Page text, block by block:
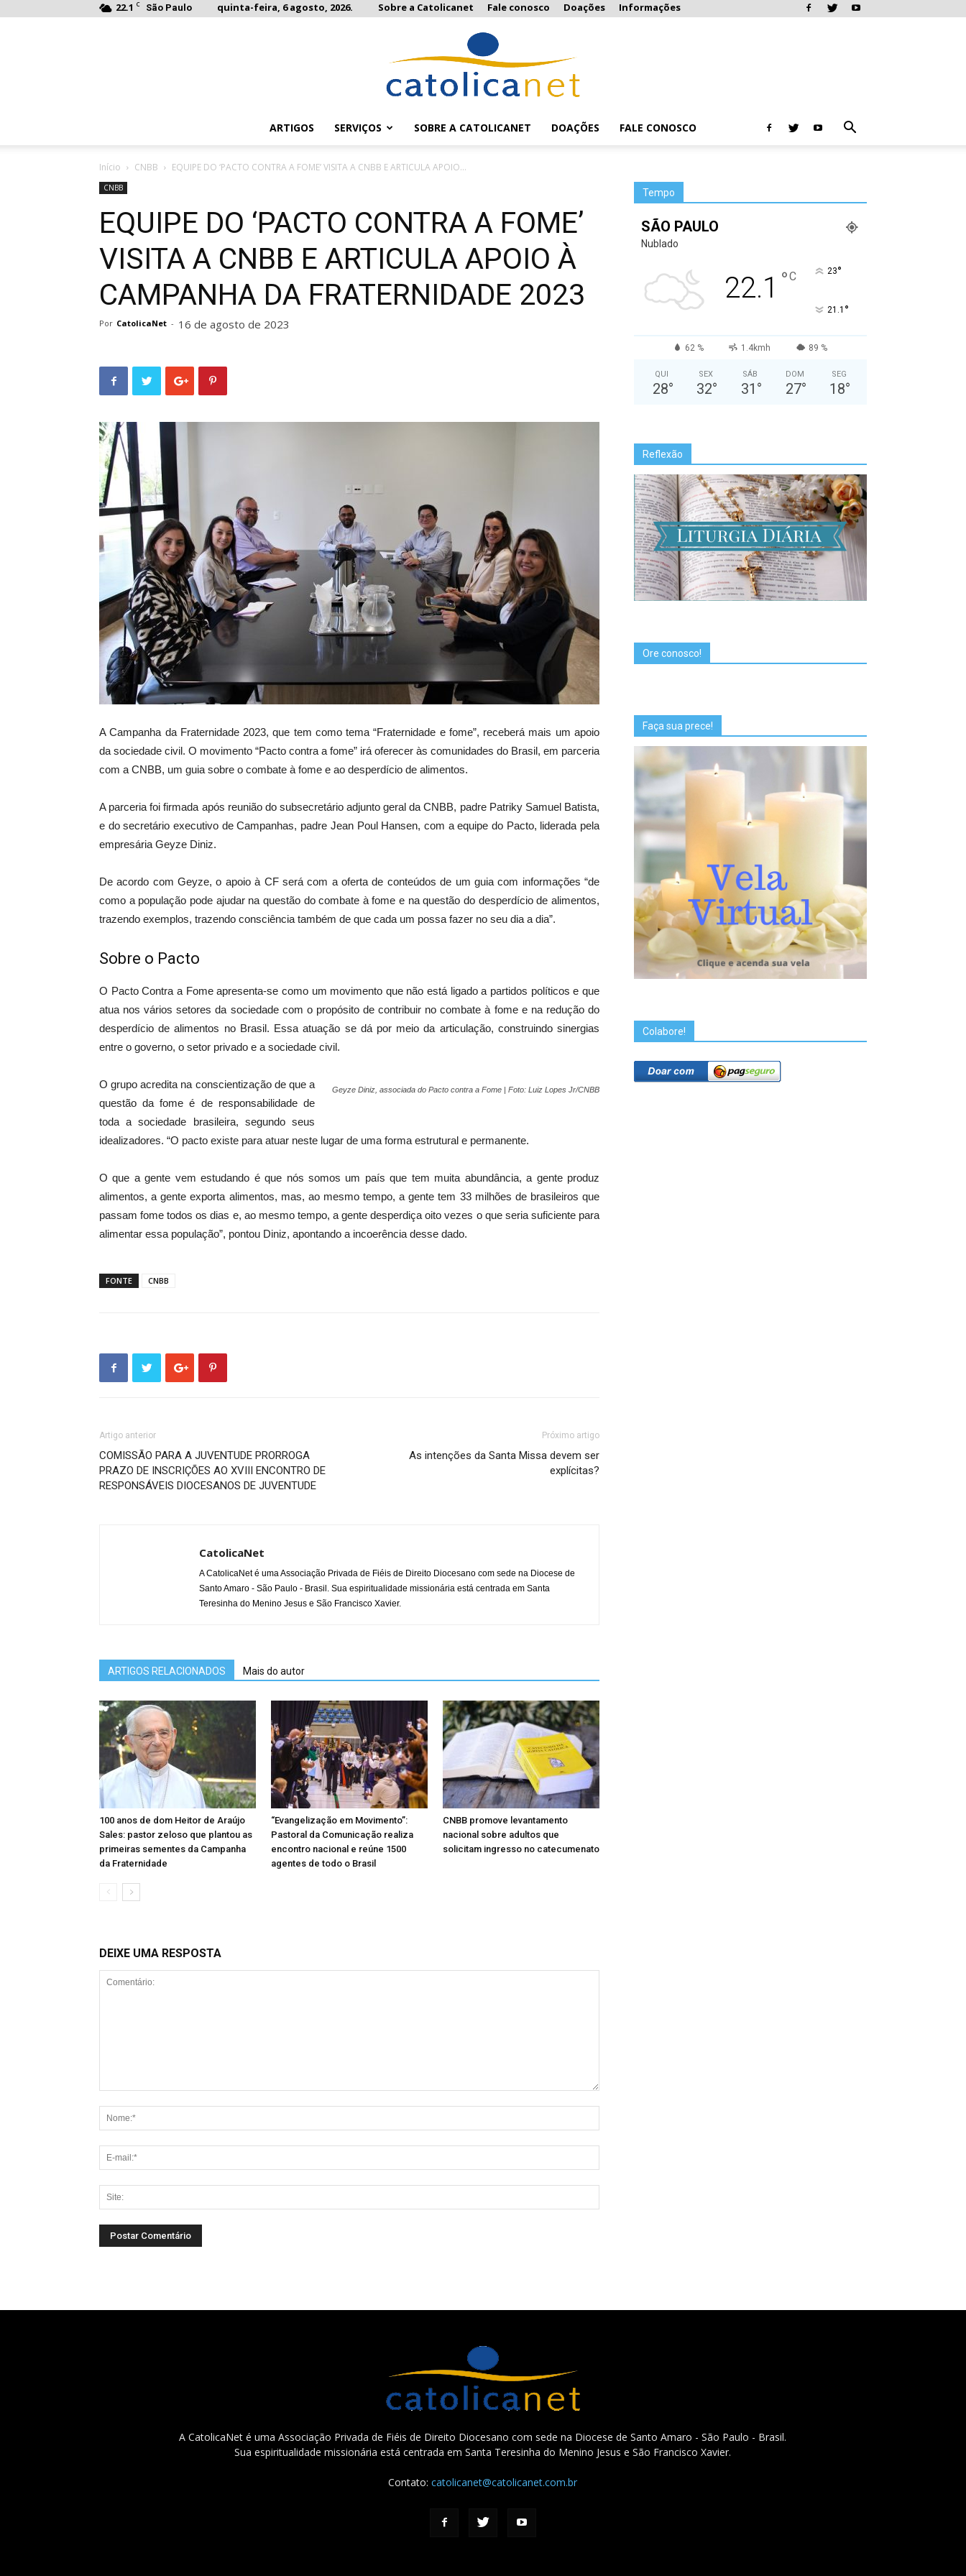
22.1 C São Paulo quinta-feira, 6 agosto, 2026. Sobre a Catolicanet Fale conosco Doações Informações
ARTIGOS SERVIÇOS SOBRE A CATOLICANET DOAÇÕES FALE CONOSCO
Início CNBB EQUIPE DO ‘PACTO CONTRA A FOME’ VISITA A CNBB E ARTICULA APOIO...
CNBB
EQUIPE DO ‘PACTO CONTRA A FOME’
VISITA A CNBB E ARTICULA APOIO À
CAMPANHA DA FRATERNIDADE 2023
Por CatolicaNet - 16 de agosto de 2023
A Campanha da Fraternidade 2023, que tem como tema “Fraternidade e fome”, receberá mais um apoio
da sociedade civil. O movimento “Pacto contra a fome” irá oferecer às comunidades do Brasil, em parceria
com a CNBB, um guia sobre o combate à fome e ao desperdício de alimentos.
A parceria foi firmada após reunião do subsecretário adjunto geral da CNBB, padre Patriky Samuel Batista,
e do secretário executivo de Campanhas, padre Jean Poul Hansen, com a equipe do Pacto, liderada pela
empresária Geyze Diniz.
De acordo com Geyze, o apoio à CF será com a oferta de conteúdos de um guia com informações “de
como a população pode ajudar na questão do combate à fome e na questão do desperdício de alimentos,
trazendo exemplos, trazendo consciência também de que cada um possa fazer no seu dia a dia”.
Sobre o Pacto
O Pacto Contra a Fome apresenta-se como um movimento que não está ligado a partidos políticos e que
atua nos vários setores da sociedade com o propósito de contribuir no combate à fome e na redução do
desperdício de alimentos no Brasil. Essa atuação se dá por meio da articulação, construindo sinergias
entre o governo, o setor privado e a sociedade civil.
Geyze Diniz, associada do Pacto contra a Fome | Foto: Luiz Lopes Jr/CNBB
O grupo acredita na conscientização de que a
questão da fome é de responsabilidade de
toda a sociedade brasileira, segundo seus
idealizadores. “O pacto existe para atuar neste lugar de uma forma estrutural e permanente.
O que a gente vem estudando é que nós somos um país que tem muita abundância, a gente produz
alimentos, a gente exporta alimentos, mas, ao mesmo tempo, a gente tem 33 milhões de brasileiros que
passam fome todos os dias e, ao mesmo tempo, a gente desperdiça oito vezes o que seria suficiente para
alimentar essa população”, pontou Diniz, apontando a incoerência desse dado.
FONTE CNBB
Artigo anterior
COMISSÃO PARA A JUVENTUDE PRORROGA
PRAZO DE INSCRIÇÕES AO XVIII ENCONTRO DE
RESPONSÁVEIS DIOCESANOS DE JUVENTUDE
Próximo artigo
As intenções da Santa Missa devem ser
explícitas?
CatolicaNet
A CatolicaNet é uma Associação Privada de Fiéis de Direito Diocesano com sede na Diocese de
Santo Amaro - São Paulo - Brasil. Sua espiritualidade missionária está centrada em Santa
Teresinha do Menino Jesus e São Francisco Xavier.
ARTIGOS RELACIONADOS Mais do autor
100 anos de dom Heitor de Araújo
Sales: pastor zeloso que plantou as
primeiras sementes da Campanha
da Fraternidade
“Evangelização em Movimento”:
Pastoral da Comunicação realiza
encontro nacional e reúne 1500
agentes de todo o Brasil
CNBB promove levantamento
nacional sobre adultos que
solicitam ingresso no catecumenato
DEIXE UMA RESPOSTA
Tempo
SÃO PAULO
Nublado
22.1 °C 23°
21.1 °
62 % 1.4kmh 89 %
QUI
28°
SEX
32°
SÁB
31 °
DOM
27°
SEG
18°
Reflexão
Ore conosco!
Faça sua prece!
Colabore!
A CatolicaNet é uma Associação Privada de Fiéis de Direito Diocesano com sede na Diocese de Santo Amaro - São Paulo - Brasil.
Sua espiritualidade missionária está centrada em Santa Teresinha do Menino Jesus e São Francisco Xavier.
Contato:catolicanet@catolicanet.com.br